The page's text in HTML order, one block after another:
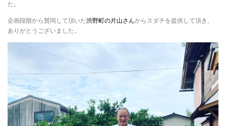
た。
企画段階から賛同して頂いた渋野町の片山さんからスダチを提供して頂き、
ありがとうございました。